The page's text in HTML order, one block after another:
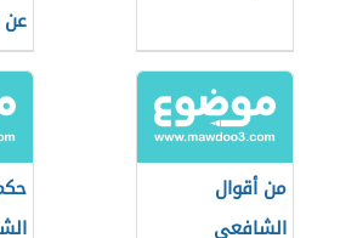
عن
من أقوال
الشافعي